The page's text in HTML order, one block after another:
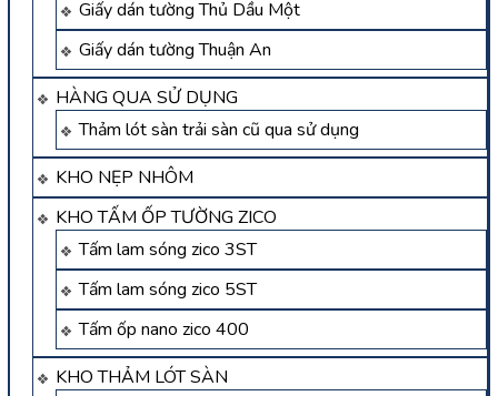
Giấy dán tường Thủ Dầu Một
Giấy dán tường Thuận An
HÀNG QUA SỬ DỤNG
Thảm lót sàn trải sàn cũ qua sử dụng
KHO NẸP NHÔM
KHO TẤM ỐP TƯỜNG ZICO
Tấm lam sóng zico 3ST
Tấm lam sóng zico 5ST
Tấm ốp nano zico 400
KHO THẢM LÓT SÀN